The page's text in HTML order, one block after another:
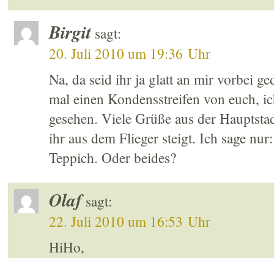
Birgit sagt:
20. Juli 2010 um 19:36 Uhr
Na, da seid ihr ja glatt an mir vorbei
mal einen Kondensstreifen von euch,
gesehen. Viele Grüße aus der
ihr aus dem Flieger steigt. Ich sage
Teppich. Oder beides?
Olaf sagt:
22. Juli 2010 um 16:53 Uhr
HiHo,